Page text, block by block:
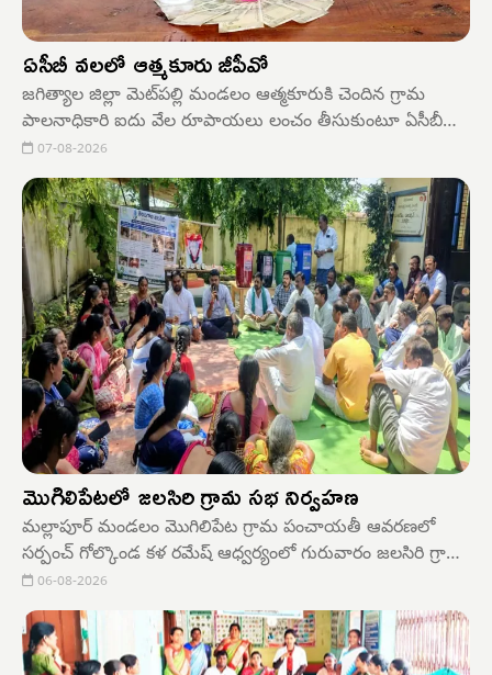
ఏసీబీ వలలో ఆత్మకూరు జీపీవో
జగిత్యాల జిల్లా మెట్‌పల్లి మండలం ఆత్మకూరుకి చెందిన గ్రామ
పాలనాధికారి ఐదు వేల రూపాయలు లంచం తీసుకుంటూ ఏసీబీ
అధికారులకు పట్టుబడ్డాడు. పట్టాపాసు పుస్తకంలో పేరు మార్పు
గురించి ఆత్మకూర్ గ్రామానికి చెందిన మల్లేష్ జీపీవో రాజేష్‌ను
సంప్రదించాడు. దీంతో గ్రామ పరిపాలనాధికారి ఐదు వేల
రూపాయలు డిమాండ్
07-08-2026
మొగిలిపేటలో జలసిరి గ్రామ సభ నిర్వహణ
మల్లాపూర్ మండలం మొగిలిపేట గ్రామ పంచాయతీ ఆవరణలో
సర్పంచ్ గోల్కొండ కళ రమేష్ ఆధ్వర్యంలో గురువారం జలసిరి గ్రామ
సభ నిర్వహించారు. తెలంగాణలో భూగర్భ జలాల పెంపు, వర్షపు నీటి
సంరక్షణ లక్ష్యంగా ప్రభుత్వం చేపట్టిన జలసిరి కార్యక్రమంలో భాగంగా
ఈ గ్రామ సభ జరిగింది. కార్యక్రమానికి ఎంపీడీవో శ్రీకాంత్ ముఖ్య
అతిథిగా హాజరయ్యారు.
06-08-2026